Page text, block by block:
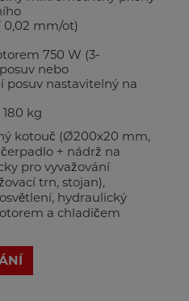
0,02 mm/ot)
750 W (3-
nebo
posuv nastavitelný na
kg
kotouč (Ø200x20 mm,
+ nádrž na
pro vyvažování
trn, stojan),
hydraulický
a chladičem